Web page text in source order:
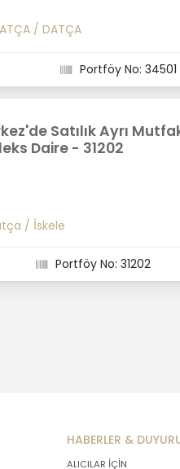
/ DATÇA
Portföy No: 34501
Satılık Ayrı
Daire - 31202
/ İskele
Portföy No: 31202
HABERLER &
ALICILAR İÇİN